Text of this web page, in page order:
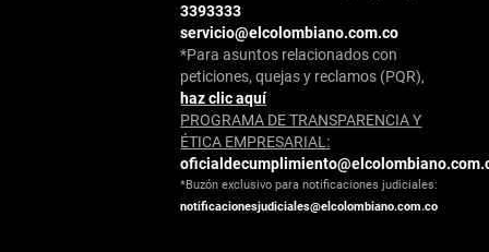
3393333
servicio@elcolombiano.com.co
*Para asuntos relacionados con
peticiones, quejas y reclamos (PQR),
haz clic aquí
PROGRAMA DE TRANSPARENCIA Y
ÉTICA EMPRESARIAL:
*Buzón exclusivo para notificaciones judiciales:
notificacionesjudiciales@elcolombiano.com.co